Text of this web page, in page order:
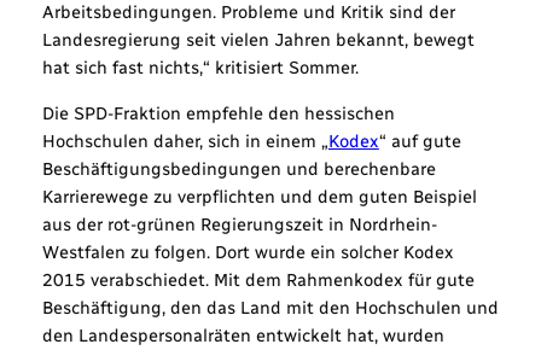
Arbeitsbedingungen. Probleme und Kritik sind der
Landesregierung seit vielen Jahren bekannt, bewegt
hat sich fast nichts,“ kritisiert Sommer.
Die SPD-Fraktion empfehle den hessischen
Hochschulen daher, sich in einem „Kodex“ auf gute
Beschäftigungsbedingungen und berechenbare
Karrierewege zu verpflichten und dem guten Beispiel
aus der rot-grünen Regierungszeit in Nordrhein-
Westfalen zu folgen. Dort wurde ein solcher Kodex
2015 verabschiedet. Mit dem Rahmenkodex für gute
Beschäftigung, den das Land mit den Hochschulen und
den Landespersonalräten entwickelt hat, wurden